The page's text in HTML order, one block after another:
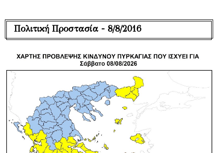
Πολιτική Προστασία - 8/8/2016